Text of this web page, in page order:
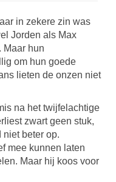
in zekere zin was
Jorden als Max
Maar hun
om hun goede
lieten de onzen niet
na het twijfelachtige
zwart geen stuk,
beter op.
mee kunnen laten
Maar hij koos voor